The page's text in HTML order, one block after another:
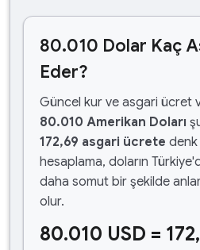
80.010 Dolar Kaç
Eder?
Güncel kur ve asgari ücret
80.010 Amerikan Doları
172,69 asgari ücrete denk
hesaplama, doların
daha somut bir şekilde
olur.
80.010 USD =